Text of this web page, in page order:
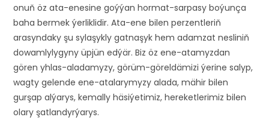
onuň öz ata-enesine goýýan hormat-sarpasy boýunça
baha bermek ýerliklidir. Ata-ene bilen perzentleriň
arasyndaky şu sylaşykly gatnaşyk hem adamzat nesliniň
dowamlylygyny üpjün edýär. Biz öz ene-atamyzdan
gören yhlas-aladamyzy, görüm-göreldämizi ýerine salyp,
wagty gelende ene-atalarymyzy alada, mähir bilen
gurşap alýarys, kemally häsiýetimiz, hereketlerimiz bilen
olary şatlandyrýarys.